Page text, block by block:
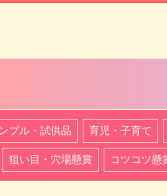
プル・試供品 育児・子育て
狙い目・穴場懸賞 コツコツ懸